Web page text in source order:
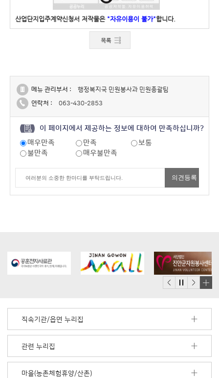
산업단지입주계약신청서 저작물은 "자유이용이 불가"합니다.
메뉴 관리부서 :
행정복지국 민원봉사과 민원총괄팀
연락처 :
063-430-2853
이 페이지에서 제공하는 정보에 대하여 만족하십니까?
매우만족
만족
보통
불만족
매우불만족
더
기
직속기관/읍면 누리집
관련 누리집
마을(농촌체험휴양/산촌)